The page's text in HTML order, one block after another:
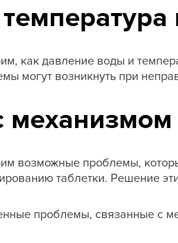
как давление воды и
могут возникнуть при
возможные проблемы,
таблетки. Решение
проблемы, связанные